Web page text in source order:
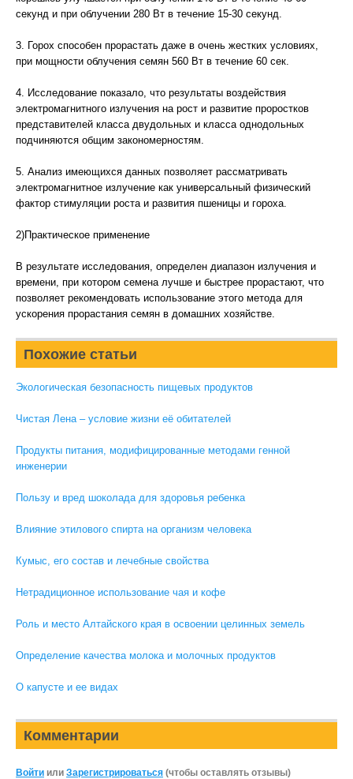
секунд и при облучении 280 Вт в течение 15-30 секунд.
3. Горох способен прорастать даже в очень жестких условиях,
при мощности облучения семян 560 Вт в течение 60 сек.
4. Исследование показало, что результаты воздействия
электромагнитного излучения на рост и развитие проростков
представителей класса двудольных и класса однодольных
подчиняются общим закономерностям.
5. Анализ имеющихся данных позволяет рассматривать
электромагнитное излучение как универсальный физический
фактор стимуляции роста и развития пшеницы и гороха.
2)Практическое применение
В результате исследования, определен диапазон излучения и
времени, при котором семена лучше и быстрее прорастают, что
позволяет рекомендовать использование этого метода для
ускорения прорастания семян в домашних хозяйстве.
Похожие статьи
Экологическая безопасность пищевых продуктов
Чистая Лена – условие жизни её обитателей
Продукты питания, модифицированные методами генной
инженерии
Пользу и вред шоколада для здоровья ребенка
Влияние этилового спирта на организм человека
Кумыс, его состав и лечебные свойства
Нетрадиционное использование чая и кофе
Роль и место Алтайского края в освоении целинных земель
Определение качества молока и молочных продуктов
О капусте и ее видах
Комментарии
Войти или Зарегистрироваться (чтобы оставлять отзывы)